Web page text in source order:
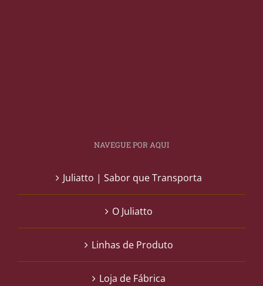
NAVEGUE POR AQUI
Juliatto | Sabor que Transporta
O Juliatto
Linhas de Produto
Loja de Fábrica